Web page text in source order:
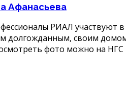
Афанасьева
РИАЛ участвуют
долгожданным, своим
фото можно на